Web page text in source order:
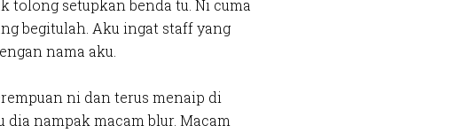
tolong setupkan benda tu. Ni cuma
begitulah. Aku ingat staff yang
nama aku.
ni dan terus menaip di
nampak macam blur. Macam